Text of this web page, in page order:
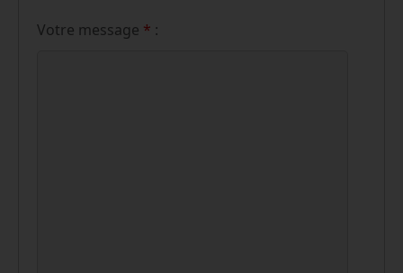
Votre message * :